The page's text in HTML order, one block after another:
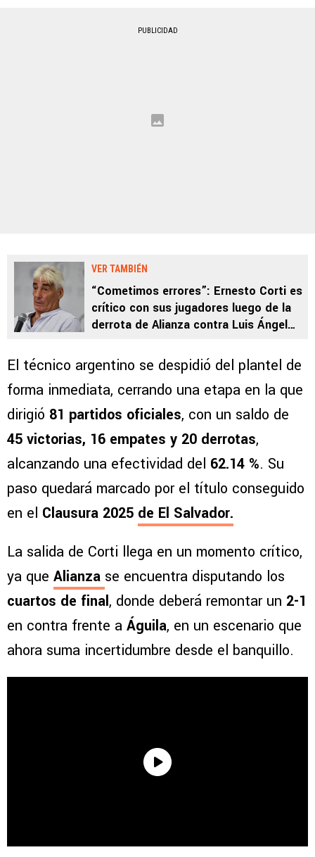
PUBLICIDAD
VER TAMBIÉN
“Cometimos errores”: Ernesto Corti es
crítico con sus jugadores luego de la
derrota de Alianza contra Luis Ángel
El técnico argentino se despidió del plantel de
forma inmediata, cerrando una etapa en la que
dirigió 81 partidos oficiales, con un saldo de
45 victorias, 16 empates y 20 derrotas,
alcanzando una efectividad del 62.14 %. Su
paso quedará marcado por el título conseguido
en el Clausura 2025 de El Salvador.
La salida de Corti llega en un momento crítico,
ya que Alianza se encuentra disputando los
cuartos de final, donde deberá remontar un 2-1
en contra frente a Águila, en un escenario que
ahora suma incertidumbre desde el banquillo.